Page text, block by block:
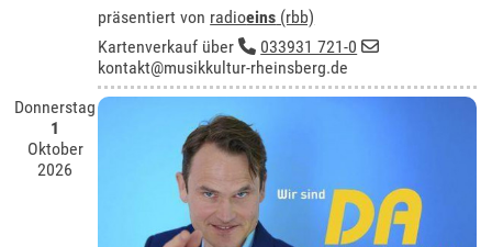
präsentiert von radioeins (rbb)
Kartenverkauf über
033931 721-0
kontakt@musikkultur-rheinsberg.de
Donnerstag
1
Oktober
2026